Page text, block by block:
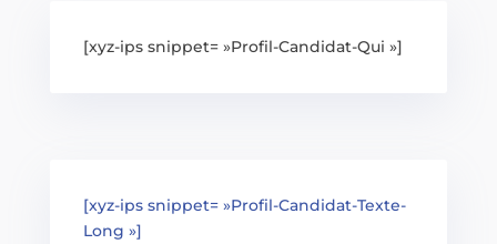
[xyz-ips snippet= »Profil-Candidat-Qui »]
[xyz-ips snippet= »Profil-Candidat-Texte-
Long »]